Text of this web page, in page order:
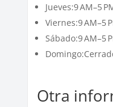
Jueves:9 AM–5
Viernes:9 AM–5
Sábado:9 AM–5
Otra